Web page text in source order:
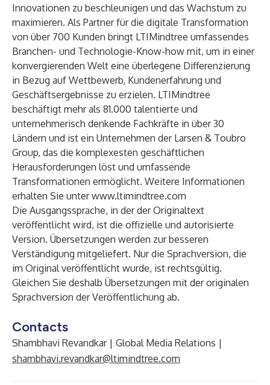
Innovationen zu beschleunigen und das Wachstum zu
maximieren. Als Partner für die digitale Transformation
von über 700 Kunden bringt LTIMindtree umfassendes
Branchen- und Technologie-Know-how mit, um in einer
konvergierenden Welt eine überlegene Differenzierung
in Bezug auf Wettbewerb, Kundenerfahrung und
Geschäftsergebnisse zu erzielen. LTIMindtree
beschäftigt mehr als 81.000 talentierte und
unternehmerisch denkende Fachkräfte in über 30
Ländern und ist ein Unternehmen der Larsen & Toubro
Group, das die komplexesten geschäftlichen
Herausforderungen löst und umfassende
Transformationen ermöglicht. Weitere Informationen
erhalten Sie unterwww.ltimindtree.com
Die Ausgangssprache, in der der Originaltext
veröffentlicht wird, ist die offizielle und autorisierte
Version. Übersetzungen werden zur besseren
Verständigung mitgeliefert. Nur die Sprachversion, die
im Original veröffentlicht wurde, ist rechtsgültig.
Gleichen Sie deshalb Übersetzungen mit der originalen
Sprachversion der Veröffentlichung ab.
Contacts
Shambhavi Revandkar | Global Media Relations |
shambhavi.revandkar@ltimindtree.com